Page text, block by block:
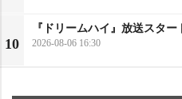
10
『ドリームハイ』放送スター
2026-08-06 16:30